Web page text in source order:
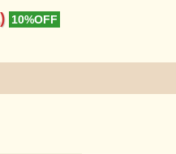
10%OFF